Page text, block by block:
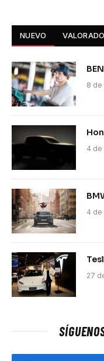
NUEVO
8 de
4 de
4 de
27